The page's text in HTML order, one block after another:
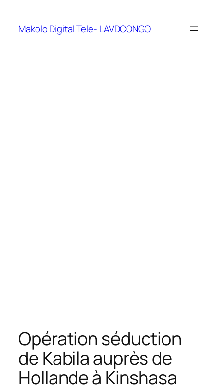
Makolo Digital Tele- LAVDCONGO
Opération séduction
de Kabila auprès de
Hollande à Kinshasa